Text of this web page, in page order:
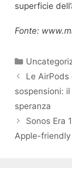
superficie
Fonte:
Categorie
Le
sospensioni:
speranza
Sonos Era
Apple-